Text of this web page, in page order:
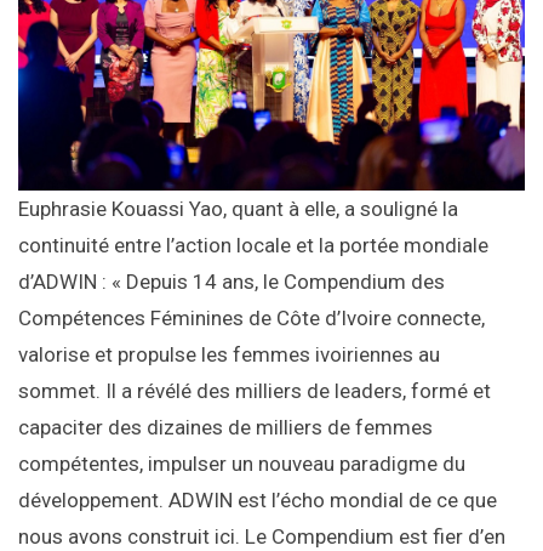
Euphrasie Kouassi Yao, quant à elle, a souligné la
continuité entre l’action locale et la portée mondiale
d’ADWIN : « Depuis 14 ans, le Compendium des
Compétences Féminines de Côte d’Ivoire connecte,
valorise et propulse les femmes ivoiriennes au
sommet. Il a révélé des milliers de leaders, formé et
capaciter des dizaines de milliers de femmes
compétentes, impulser un nouveau paradigme du
développement. ADWIN est l’écho mondial de ce que
nous avons construit ici. Le Compendium est fier d’en